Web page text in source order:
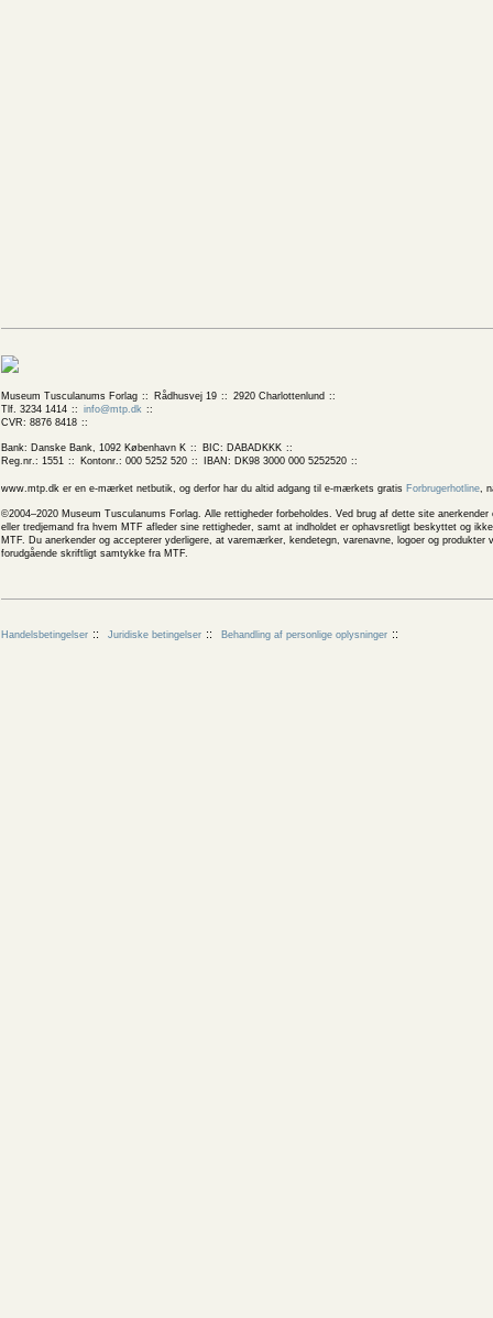
Museum Tusculanums Forlag Rådhusvej 19
2920 Charlottenlund
Tlf. 3234 1414
info@mtp.dk
CVR: 8876 8418
Bank: Danske Bank, 1092 København K
BIC: DABADKKK
Reg.nr.: 1551
Kontonr.: 000 5252 520 IBAN: DK98 3000 000 5252520
www.mtp.dk er en e-mærket netbutik, og derfor har du altid adgang til e-mærkets gratis Forbrugerhotline,
©2004–2020 Museum Tusculanums Forlag. Alle rettigheder forbeholdes. Ved brug af dette site
eller tredjemand fra hvem MTF afleder sine rettigheder, samt at indholdet er ophavsretligt beskyttet og
MTF. Du anerkender og accepterer yderligere, at varemærker, kendetegn, varenavne, logoer og
forudgående skriftligt samtykke fra MTF.
Handelsbetingelser Juridiske betingelser Behandling af personlige oplysninger